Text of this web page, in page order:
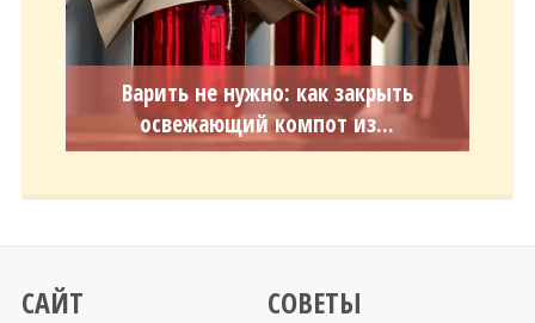
Варить не нужно: как закрыть
освежающий компот из...
САЙТ СОВЕТЫ